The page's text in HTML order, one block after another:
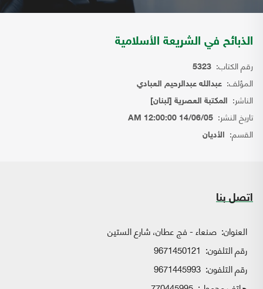
الذبائح في الشريعة الأسلامية
رقم الكتاب: 5323
المؤلف: عبدالله عبدالرحيم العبادي
الناشر: المكتبة العصرية [لبنان]
تاريخ النشر: 14/06/05 12:00:00 AM
القسم: الأديان
اتصل بنا
العنوان: صنعاء - فج عطان، شارع الستين
رقم التلفون: 9671450121
رقم التلفون: 9671445993